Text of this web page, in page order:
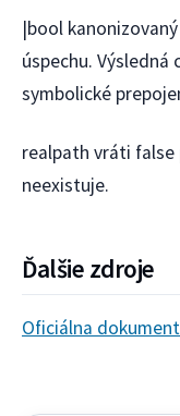
|bool
úspechu. Výsledná
symbolické
realpath vráti false
neexistuje.
Ďalšie zdroje
Oficiálna